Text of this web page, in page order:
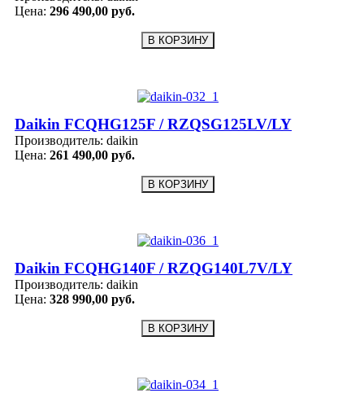
Цена: 296 490,00 руб.
Daikin FCQHG125F / RZQSG125LV/LY
Производитель: daikin
Цена: 261 490,00 руб.
Daikin FCQHG140F / RZQG140L7V/LY
Производитель: daikin
Цена: 328 990,00 руб.